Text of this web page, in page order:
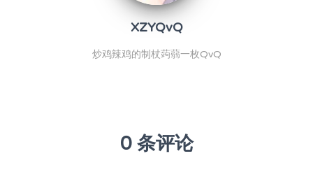
XZYQvQ
炒鸡辣鸡的制杖蒟蒻一枚QvQ
0 条评论